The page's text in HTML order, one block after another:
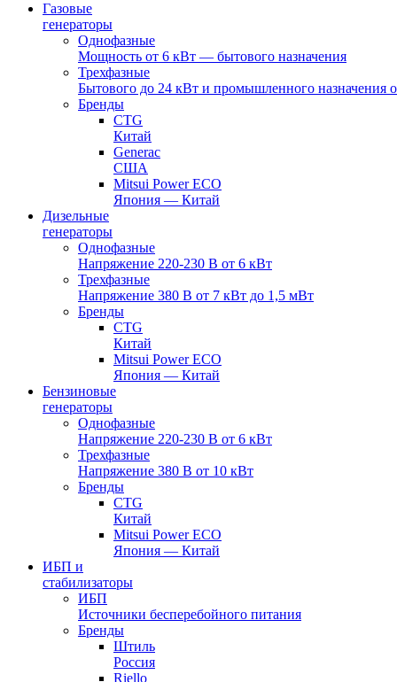
Газовые
генераторы
Однофазные
Мощность от 6 кВт — бытового назначения
Трехфазные
Бытового до 24 кВт и промышленного назначения
Бренды
CTG
Китай
Generac
США
Mitsui Power ECO
Япония — Китай
Дизельные
генераторы
Однофазные
Напряжение 220-230 В от 6 кВт
Трехфазные
Напряжение 380 В от 7 кВт до 1,5 мВт
Бренды
CTG
Китай
Mitsui Power ECO
Япония — Китай
Бензиновые
генераторы
Однофазные
Напряжение 220-230 В от 6 кВт
Трехфазные
Напряжение 380 В от 10 кВт
Бренды
CTG
Китай
Mitsui Power ECO
Япония — Китай
ИБП и
стабилизаторы
ИБП
Источники бесперебойного питания
Бренды
Штиль
Россия
Riello